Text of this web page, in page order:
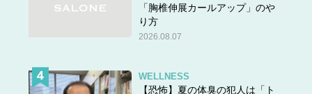
「胸椎伸展カールアップ」のや
り方
2026.08.07
WELLNESS
【恐怖】夏の体臭の犯人は「ト